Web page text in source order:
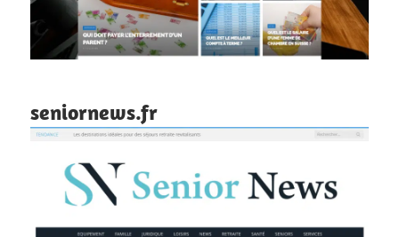
seniornews.fr